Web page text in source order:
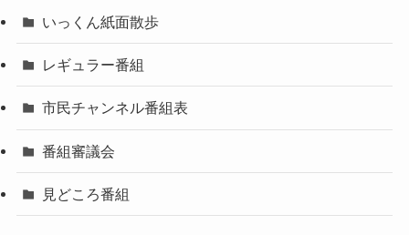
いっくん紙面散歩
レギュラー番組
市民チャンネル番組表
番組審議会
見どころ番組